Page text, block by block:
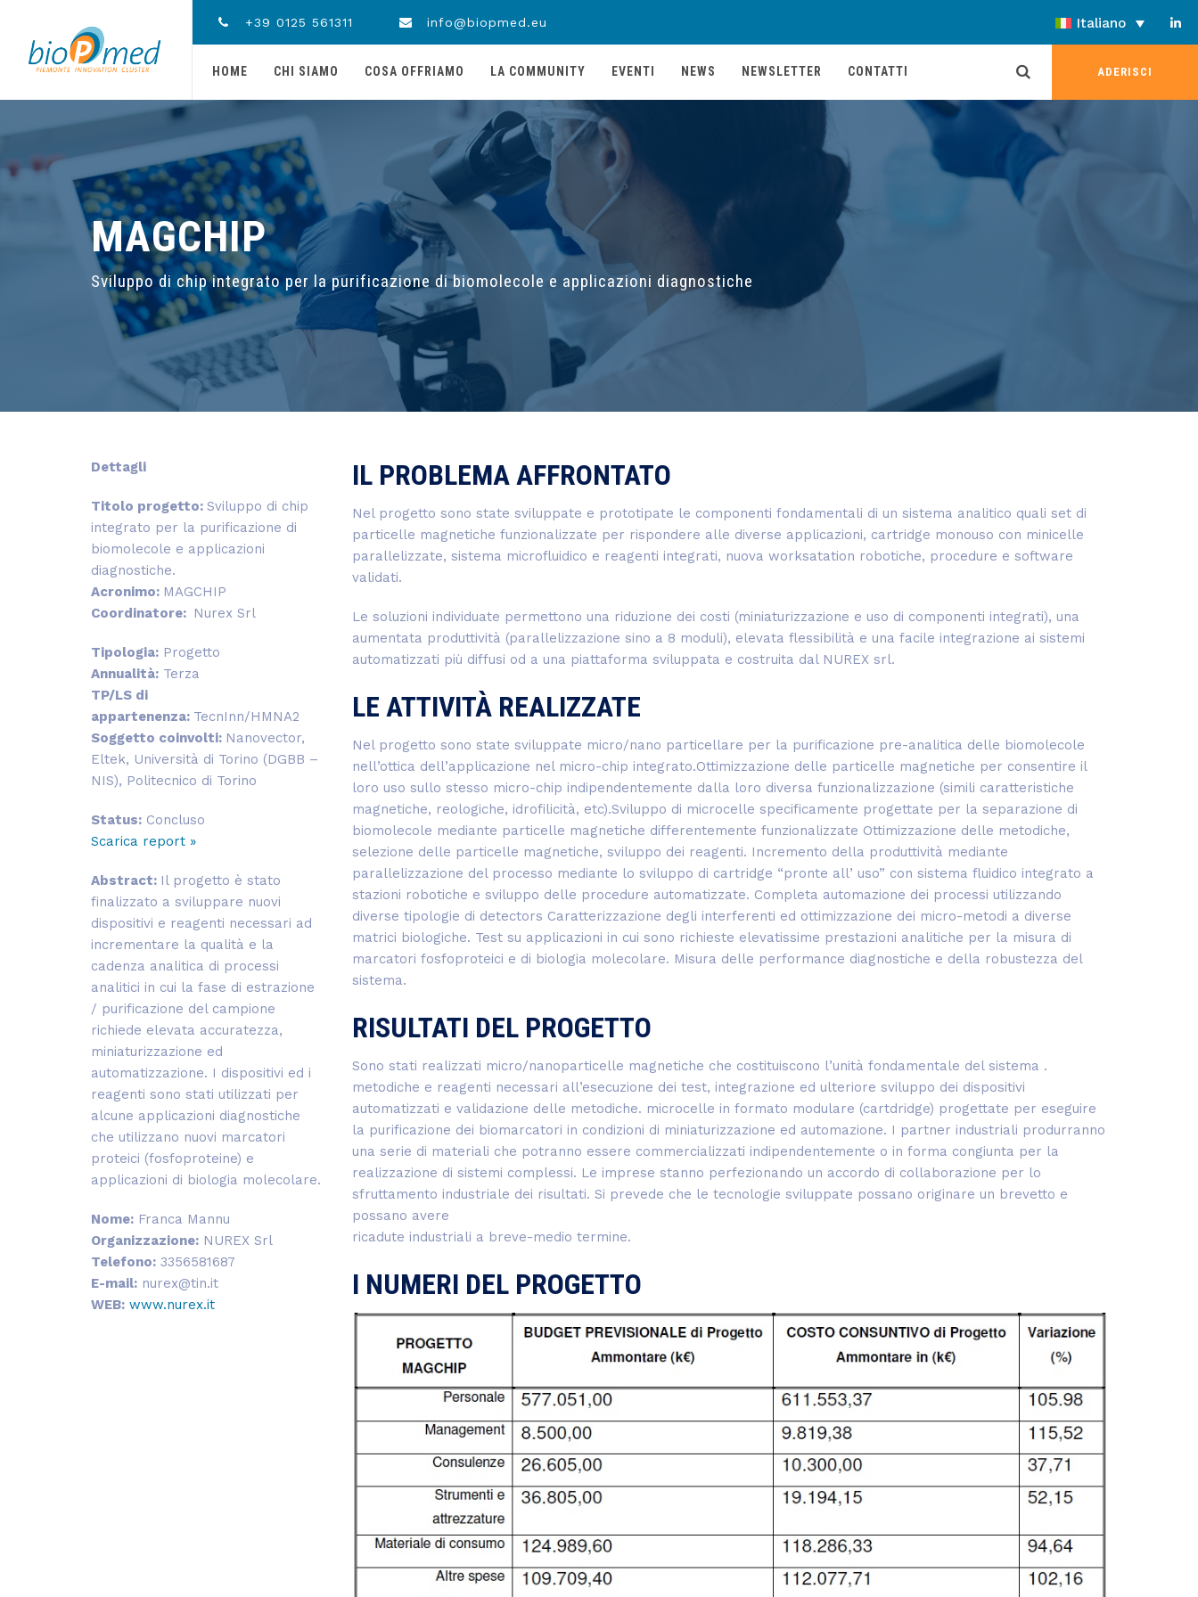
+39 0125 561311 info@biopmed.eu Italiano
ADERISCI
HOME CHI SIAMO COSA OFFRIAMO LA COMMUNITY EVENTI NEWS NEWSLETTER CONTATTI
MAGCHIP
Sviluppo di chip integrato per la purificazione di biomolecole e applicazioni diagnostiche
Dettagli
Titolo progetto: Sviluppo di chip
integrato per la purificazione di
biomolecole e applicazioni
diagnostiche.
Acronimo: MAGCHIP
Coordinatore: Nurex Srl
Tipologia: Progetto
Annualità: Terza
TP/LS di
appartenenza: TecnInn/HMNA2
Soggetto coinvolti: Nanovector,
Eltek, Università di Torino (DGBB –
NIS), Politecnico di Torino
Status: Concluso
Scarica report »
Abstract: Il progetto è stato
finalizzato a sviluppare nuovi
dispositivi e reagenti necessari ad
incrementare la qualità e la
cadenza analitica di processi
analitici in cui la fase di estrazione
/ purificazione del campione
richiede elevata accuratezza,
miniaturizzazione ed
automatizzazione. I dispositivi ed i
reagenti sono stati utilizzati per
alcune applicazioni diagnostiche
che utilizzano nuovi marcatori
proteici (fosfoproteine) e
applicazioni di biologia molecolare.
Nome: Franca Mannu
Organizzazione: NUREX Srl
Telefono: 3356581687
E-mail: nurex@tin.it
WEB: www.nurex.it
IL PROBLEMA AFFRONTATO
Nel progetto sono state sviluppate e prototipate le componenti fondamentali di un sistema analitico quali set di
particelle magnetiche funzionalizzate per rispondere alle diverse applicazioni, cartridge monouso con minicelle
parallelizzate, sistema microfluidico e reagenti integrati, nuova worksatation robotiche, procedure e software
validati.
Le soluzioni individuate permettono una riduzione dei costi (miniaturizzazione e uso di componenti integrati), una
aumentata produttività (parallelizzazione sino a 8 moduli), elevata flessibilità e una facile integrazione ai sistemi
automatizzati più diffusi od a una piattaforma sviluppata e costruita dal NUREX srl.
LE ATTIVITÀ REALIZZATE
Nel progetto sono state sviluppate micro/nano particellare per la purificazione pre-analitica delle biomolecole
nell’ottica dell’applicazione nel micro-chip integrato.Ottimizzazione delle particelle magnetiche per consentire il
loro uso sullo stesso micro-chip indipendentemente dalla loro diversa funzionalizzazione (simili caratteristiche
magnetiche, reologiche, idrofilicità, etc).Sviluppo di microcelle specificamente progettate per la separazione di
biomolecole mediante particelle magnetiche differentemente funzionalizzate Ottimizzazione delle metodiche,
selezione delle particelle magnetiche, sviluppo dei reagenti. Incremento della produttività mediante
parallelizzazione del processo mediante lo sviluppo di cartridge “pronte all’ uso” con sistema fluidico integrato a
stazioni robotiche e sviluppo delle procedure automatizzate. Completa automazione dei processi utilizzando
diverse tipologie di detectors Caratterizzazione degli interferenti ed ottimizzazione dei micro-metodi a diverse
matrici biologiche. Test su applicazioni in cui sono richieste elevatissime prestazioni analitiche per la misura di
marcatori fosfoproteici e di biologia molecolare. Misura delle performance diagnostiche e della robustezza del
sistema.
RISULTATI DEL PROGETTO
Sono stati realizzati micro/nanoparticelle magnetiche che costituiscono l’unità fondamentale del sistema .
metodiche e reagenti necessari all’esecuzione dei test, integrazione ed ulteriore sviluppo dei dispositivi
automatizzati e validazione delle metodiche. microcelle in formato modulare (cartdridge) progettate per eseguire
la purificazione dei biomarcatori in condizioni di miniaturizzazione ed automazione. I partner industriali produrranno
una serie di materiali che potranno essere commercializzati indipendentemente o in forma congiunta per la
realizzazione di sistemi complessi. Le imprese stanno perfezionando un accordo di collaborazione per lo
sfruttamento industriale dei risultati. Si prevede che le tecnologie sviluppate possano originare un brevetto e
possano avere
ricadute industriali a breve-medio termine.
I NUMERI DEL PROGETTO